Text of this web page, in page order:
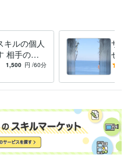
年
セリング、傾聴スキル、コーチン
キルの個人
相手の心
聴き方です
1,500 円 /60分
サク
せ！
と成